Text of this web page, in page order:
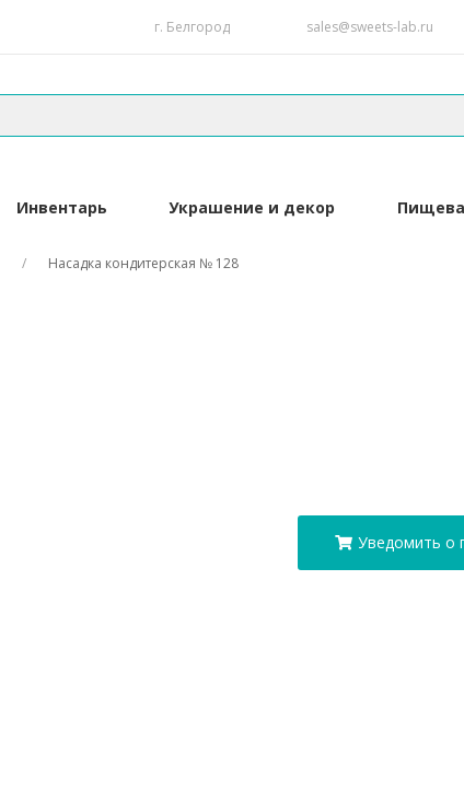
г. Белгород sales@sweets-lab.ru
Инвентарь Украшение и декор
Насадка кондитерская № 128
Уведомить о